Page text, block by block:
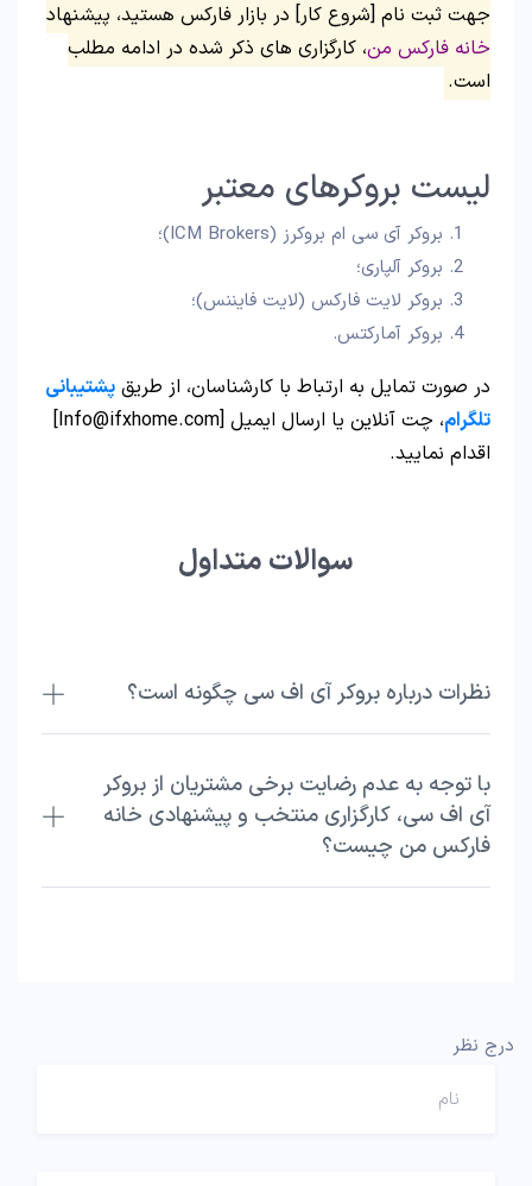
جهت ثبت نام [شروع کار] در بازار فارکس هستید، پیشنهاد
خانه فارکس من، کارگزاری های ذکر شده در ادامه مطلب
است.
لیست بروکرهای معتبر
بروکر آی سی ام بروکرز (ICM Brokers)؛
بروکر آلپاری؛
بروکر لایت فارکس (لایت فایننس)؛
بروکر آمارکتس.
در صورت تمایل به ارتباط با کارشناسان، از طریق پشتیبانی
تلگرام
، چت آنلاین یا ارسال ایمیل [Info@ifxhome.com]
اقدام نمایید.
سوالات متداول
نظرات درباره بروکر آی اف سی چگونه است؟
با توجه به عدم رضایت برخی مشتریان از بروکر
آی اف سی، کارگزاری منتخب و پیشنهادی خانه
فارکس من چیست؟
درج نظر